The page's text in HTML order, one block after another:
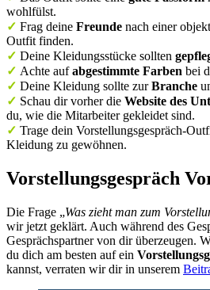
wohlfülst.
✓ Frag deine Freunde nach einer
Outfit finden.
✓ Deine Kleidungsstücke sollten
✓ Achte aufabgestimmte Farben bei
✓ Deine Kleidung sollte zurBranche
✓ Schau dir vorher die Website des
du, wie die Mitarbeiter gekleidet sind.
✓ Trage dein Vorstellungsgespräch-
Kleidung zu gewöhnen.
Vorstellungsgespräch
Die Frage „Was zieht man zum
wir jetzt geklärt. Auch während des
Gesprächspartner von dir überzeugen.
du dich am besten auf ein
kannst, verraten wir dir in unserem